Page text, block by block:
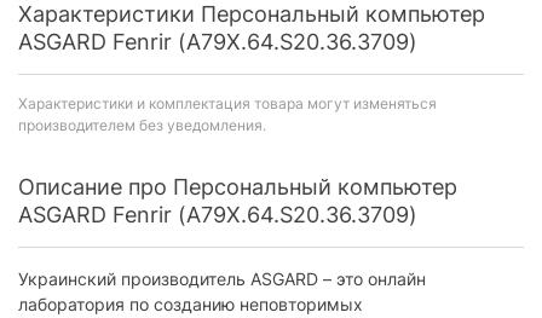
Характеристики Персональный компьютер
ASGARD Fenrir (A79X.64.S20.36.3709)
Характеристики и комплектация товара могут изменяться
производителем без уведомления.
Описание про Персональный компьютер
ASGARD Fenrir (A79X.64.S20.36.3709)
Украинский производитель ASGARD – это онлайн
лаборатория по созданию неповторимых